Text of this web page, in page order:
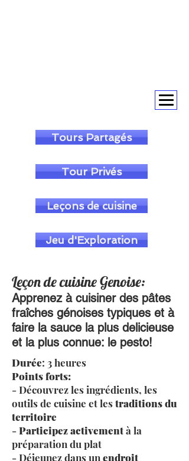
Tours Partagés
Tour Privés
Leçons de cuisine
Jeu d'Exploration
Leçon de cuisine Genoise:
Apprenez à cuisiner des pâtes
fraîches génoises typiques et à
faire la sauce la plus delicieuse
et la plus connue: le pesto!
Durée: 3 heures
Points forts:
- Découvrez les ingrédients, les
outils de cuisine et lestraditions du
territoire
-Participez activementà la
préparation du plat
- Déjeunez dans unendroit